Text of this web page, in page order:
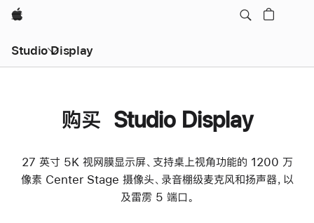
Apple
Studio Display
购买 Studio Display
27 英寸 5K 视网膜显示屏、支持桌上视角功能的 1200 万
像素 Center Stage 摄像头、录音棚级麦克风和扬声器，以
及雷雳 5 端口。